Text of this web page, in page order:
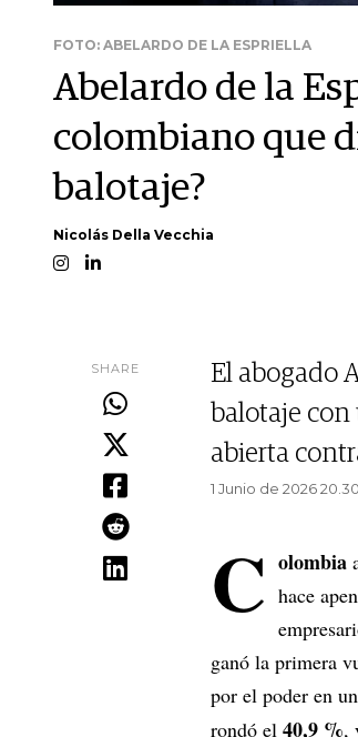
FOTO: ABELARDO DE LA ESPRIELLA
Abelardo de la
colombiano que
balotaje?
Nicolás Della Vecchia
SHARE
El abogado
balotaje
abierta
1 Junio de 2026 20.30
C olombia
hace
ganó la primera
por el poder en
rondó el 40,9 %,